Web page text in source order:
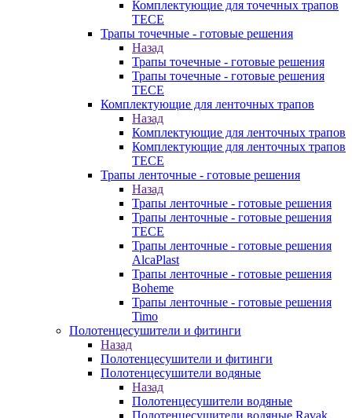
Комплектующие для точечных трапов
TECE
Трапы точечные - готовые решения
Назад
Трапы точечные - готовые решения
Трапы точечные - готовые решения
TECE
Комплектующие для ленточных трапов
Назад
Комплектующие для ленточных трапов
Комплектующие для ленточных трапов
TECE
Трапы ленточные - готовые решения
Назад
Трапы ленточные - готовые решения
Трапы ленточные - готовые решения
TECE
Трапы ленточные - готовые решения
AlcaPlast
Трапы ленточные - готовые решения
Boheme
Трапы ленточные - готовые решения
Timo
Полотенцесушители и фитинги
Назад
Полотенцесушители и фитинги
Полотенцесушители водяные
Назад
Полотенцесушители водяные
Полотенцесушители водяные Ravak